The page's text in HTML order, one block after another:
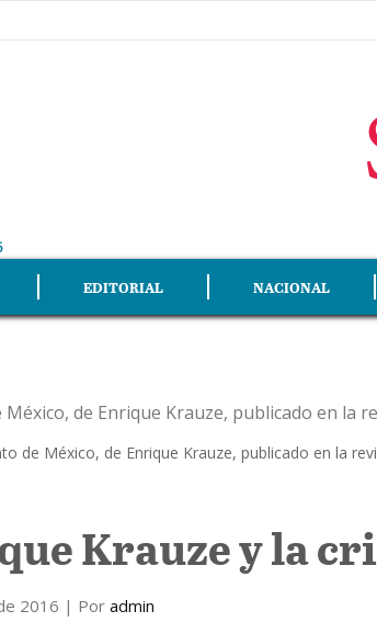
EDITORIAL NACIONAL
de México, de Enrique Krauze, publicado en la
Krauze y la
2016 | Por admin